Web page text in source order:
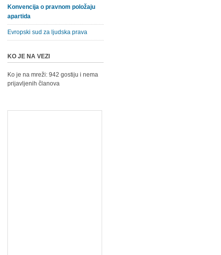
Konvencija o pravnom položaju
apartida
Evropski sud za ljudska prava
KO JE NA VEZI
Ko je na mreži: 942 gostiju i nema
prijavljenih članova